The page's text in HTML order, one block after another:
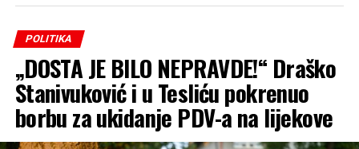
ostvariti rezultat. Radimo, ne stajemo!“ — poručio je
Drinić.
Reproduktor
videozapisa
POLITIKA
„DOSTA JE BILO NEPRAVDE!“ Draško
Stanivuković i u Tesliću pokrenuo
borbu za ukidanje PDV-a na lijekove